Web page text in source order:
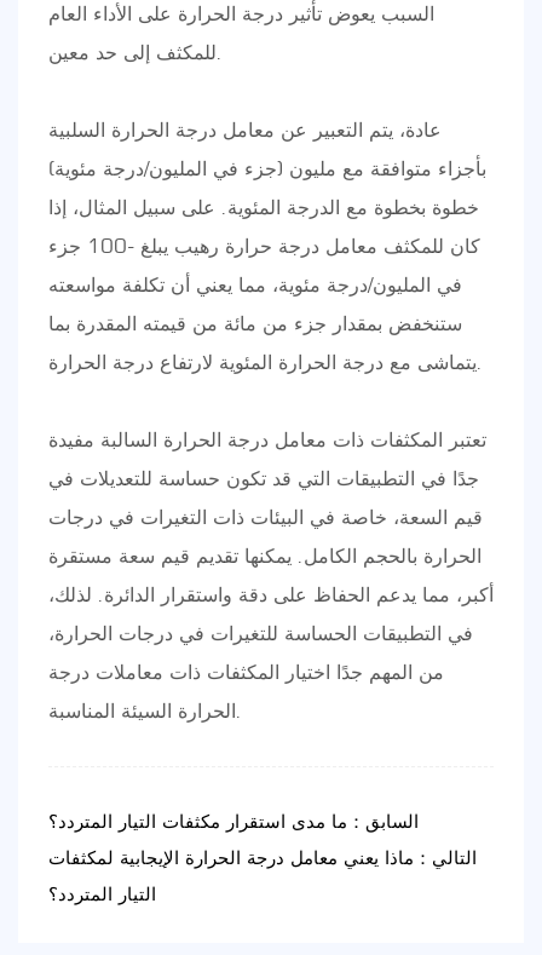
السبب يعوض تأثير درجة الحرارة على الأداء العام
للمكثف إلى حد معين.
عادة، يتم التعبير عن معامل درجة الحرارة السلبية
بأجزاء متوافقة مع مليون (جزء في المليون/درجة مئوية)
خطوة بخطوة مع الدرجة المئوية. على سبيل المثال، إذا
كان للمكثف معامل درجة حرارة رهيب يبلغ -100 جزء
في المليون/درجة مئوية، مما يعني أن تكلفة مواسعته
ستنخفض بمقدار جزء من مائة من قيمته المقدرة بما
يتماشى مع درجة الحرارة المئوية لارتفاع درجة الحرارة.
تعتبر المكثفات ذات معامل درجة الحرارة السالبة مفيدة
جدًا في التطبيقات التي قد تكون حساسة للتعديلات في
قيم السعة، خاصة في البيئات ذات التغيرات في درجات
الحرارة بالحجم الكامل. يمكنها تقديم قيم سعة مستقرة
أكبر، مما يدعم الحفاظ على دقة واستقرار الدائرة. لذلك،
في التطبيقات الحساسة للتغيرات في درجات الحرارة،
من المهم جدًا اختيار المكثفات ذات معاملات درجة
الحرارة السيئة المناسبة.
السابق：ما مدى استقرار مكثفات التيار المتردد؟
التالي：ماذا يعني معامل درجة الحرارة الإيجابية لمكثفات
التيار المتردد؟